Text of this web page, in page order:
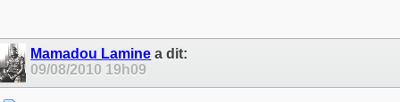
Mamadou Lamine a dit:
09/08/2010 19h09